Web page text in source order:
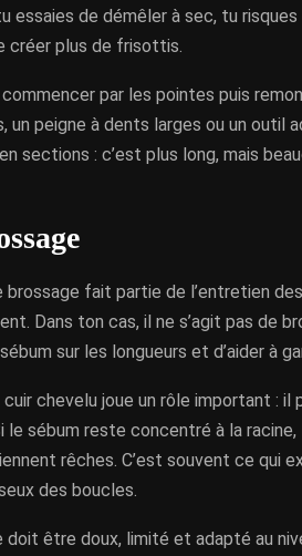
essaies de démêler à sec, tu
créer plus de frisottis.
par les pointes puis
un peigne à dents larges ou un outil
sections : c’est plus long, mais
fait partie de l’entretien
Dans ton cas, il ne s’agit pas de
sur les longueurs et d’aider à
chevelu joue un rôle important : il
sébum reste concentré à la racine,
rêches. C’est souvent ce qui
des boucles.
doit être doux, limité et adapté au